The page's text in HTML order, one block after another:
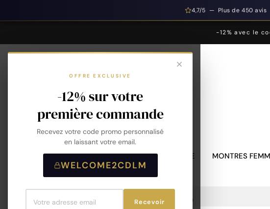
4,7/5 — Plus de 450 avis
-12% avec le
OFFRE EXCLUSIVE
-12% sur votre
première commande
Recevez votre code promo personnalisé
en laissant votre email.
WELCOME2CDLM
Recevoir
MONTRES HOMME MONTRES
Accueil Bracelet Argent 925 Rhodié Oz 18cm